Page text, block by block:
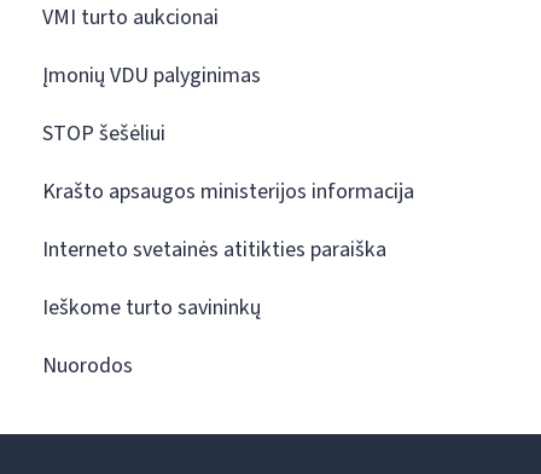
VMI turto aukcionai
Įmonių VDU palyginimas
STOP šešėliui
Krašto apsaugos ministerijos informacija
Interneto svetainės atitikties paraiška
Ieškome turto savininkų
Nuorodos